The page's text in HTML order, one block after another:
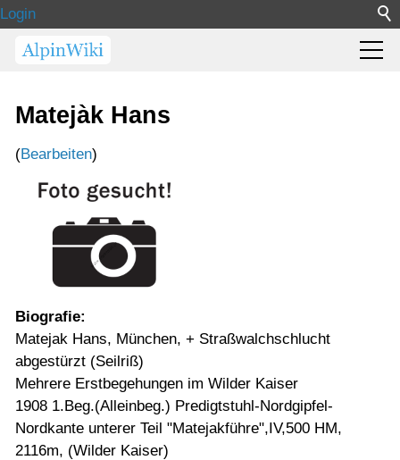
Login
Matejàk Hans
(Bearbeiten)
Biografie:
Matejak Hans, München, + Straßwalchschlucht
abgestürzt (Seilriß)
Mehrere Erstbegehungen im Wilder Kaiser
1908 1.Beg.(Alleinbeg.) Predigtstuhl-Nordgipfel-
Nordkante unterer Teil "Matejakführe",IV,500 HM,
2116m, (Wilder Kaiser)